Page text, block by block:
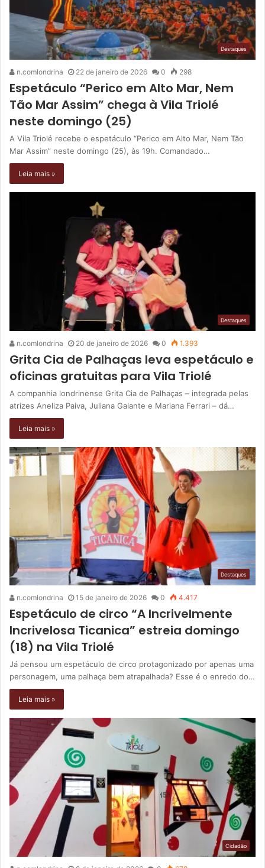
Destaques
n.comlondrina 22 de janeiro de 2026 0 298
Espetáculo “Perico em Alto Mar, Nem
Tão Mar Assim” chega à Vila Triolé
neste domingo (25)
A Vila Triolé recebe o espetáculo “Perico em Alto Mar, Nem Tão
Mar Assim” neste domingo (25), às 19h. Comandado…
Leia mais »
Destaques
n.comlondrina 20 de janeiro de 2026 0 1.393
Grita Cia de Palhaças leva espetáculo e
oficinas gratuitas para Vila Triolé
A companhia londrinense Grita Cia de Palhaças – integrada pelas
atrizes Aneliza Paiva, Juliana Galante e Mariana Ferrari – dá…
Leia mais »
Destaques
n.comlondrina 15 de janeiro de 2026 0 4.417
Espetáculo de circo “A Incrivelmente
Incrivelosa Ticanica” estreia domingo
(18) na Vila Triolé
Já pensou um espetáculo de circo protagonizado por apenas uma
personagem, uma palhaça bem atrapalhada? Esse é o enredo do…
Leia mais »
Cidadão